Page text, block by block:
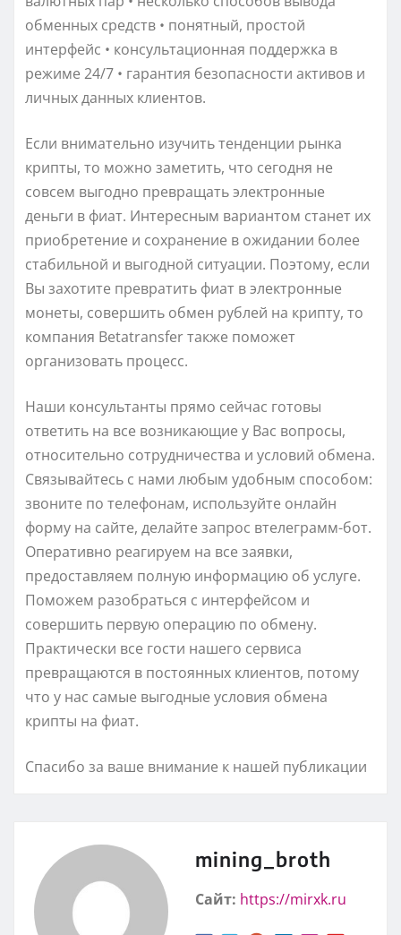
обменных средств • понятный, простой
интерфейс • консультационная поддержка в
режиме 24/7 • гарантия безопасности активов и
личных данных клиентов.
Если внимательно изучить тенденции рынка
крипты, то можно заметить, что сегодня не
совсем выгодно превращать электронные
деньги в фиат. Интересным вариантом станет их
приобретение и сохранение в ожидании более
стабильной и выгодной ситуации. Поэтому, если
Вы захотите превратить фиат в электронные
монеты, совершить обмен рублей на крипту, то
компания Betatransfer также поможет
организовать процесс.
Наши консультанты прямо сейчас готовы
ответить на все возникающие у Вас вопросы,
относительно сотрудничества и условий обмена.
Связывайтесь с нами любым удобным способом:
звоните по телефонам, используйте онлайн
форму на сайте, делайте запрос втелеграмм-бот.
Оперативно реагируем на все заявки,
предоставляем полную информацию об услуге.
Поможем разобраться с интерфейсом и
совершить первую операцию по обмену.
Практически все гости нашего сервиса
превращаются в постоянных клиентов, потому
что у нас самые выгодные условия обмена
крипты на фиат.
Спасибо за ваше внимание к нашей публикации
mining_broth
Сайт: https://mirxk.ru